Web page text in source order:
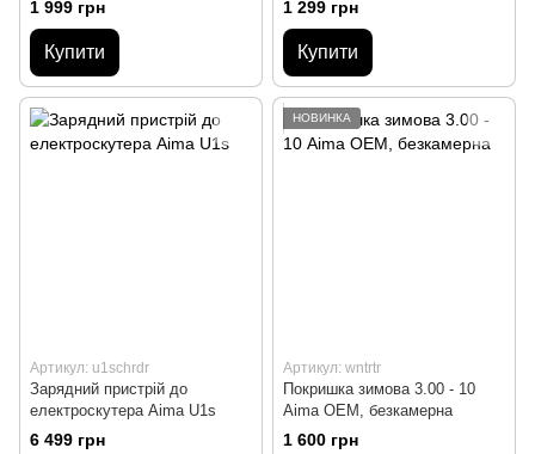
1 999 грн
Купити
1 299 грн
Купити
Артикул: u1schrdr
Зарядний пристрій до
електроскутера Aima U1s
6 499 грн
НОВИНКА
Артикул: wntrtr
Покришка зимова 3.00 - 10
Aima OEM, безкамерна
1 600 грн